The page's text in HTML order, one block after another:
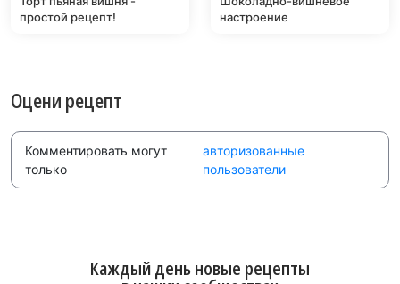
простой рецепт!
настроение
Оцени рецепт
Комментировать могут
только
авторизованные
пользователи
Каждый день новые рецепты